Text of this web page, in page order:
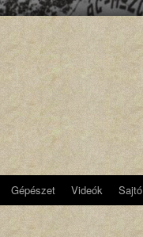
Gépészet Videók Sajtó